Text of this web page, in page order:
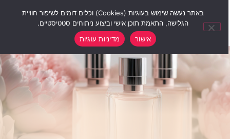
באתר נעשה שימוש בעוגיות (Cookies) וכלים דומים לשיפור חוויית
הגלישה, התאמת תוכן אישי וביצוע ניתוחים סטטיסטיים.
אישור
מדיניות עוגיות